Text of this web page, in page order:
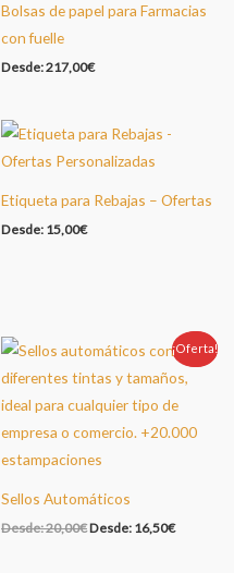
Bolsas de papel para Farmacias
con fuelle
Desde:217,00€
Etiqueta para Rebajas – Ofertas
Desde: 15,00€
Oferta!
¡Oferta!
Sellos Automáticos
Desde:20,00€Desde: 16,50€